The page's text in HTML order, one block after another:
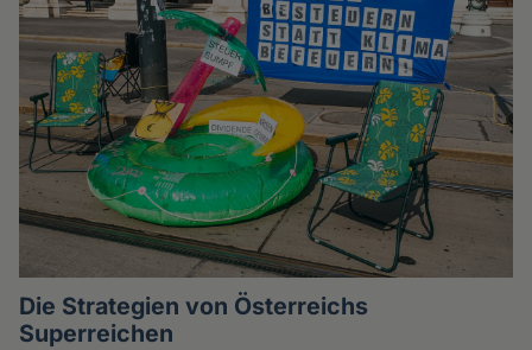
Die Strategien von Österreichs
Superreichen